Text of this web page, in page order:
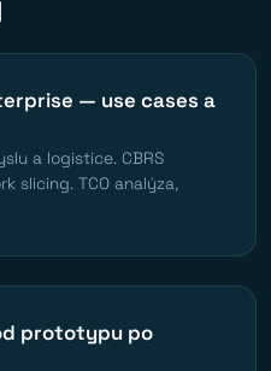
— use cases a
a logistice. CBRS
slicing. TCO analýza,
prototypu po